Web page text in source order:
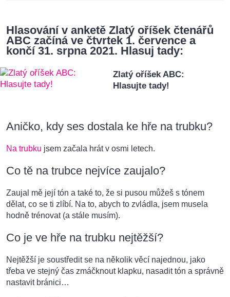
Hlasování v anketě Zlatý oříšek čtenářů
ABC začíná ve čtvrtek 1. července a
končí 31. srpna 2021. Hlasuj tady:
Zlatý oříšek ABC:
Hlasujte tady!
Aničko, kdy ses dostala ke hře na trubku?
Na trubku jsem začala hrát v osmi letech.
Co tě na trubce nejvíce zaujalo?
Zaujal mě její tón a také to, že si pusou můžeš s tónem
dělat, co se ti zlíbí. Na to, abych to zvládla, jsem musela
hodně trénovat (a stále musím).
Co je ve hře na trubku nejtěžší?
Nejtěžší je soustředit se na několik věcí najednou, jako
třeba ve stejný čas zmáčknout klapku, nasadit tón a správně
nastavit bránici…